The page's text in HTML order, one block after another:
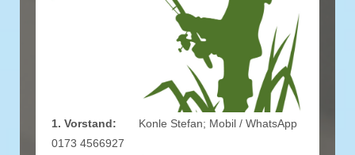
1. Vorstand: Konle Stefan; Mobil / WhatsApp
0173 4566927